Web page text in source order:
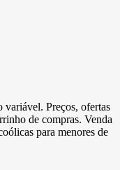
variável. Preços, ofertas
de compras. Venda
para menores de